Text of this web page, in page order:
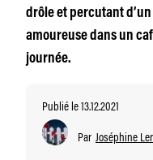
drôle et percutant
amoureuse dans un
journée.
Publié le 13.12.2021
Par Joséphine